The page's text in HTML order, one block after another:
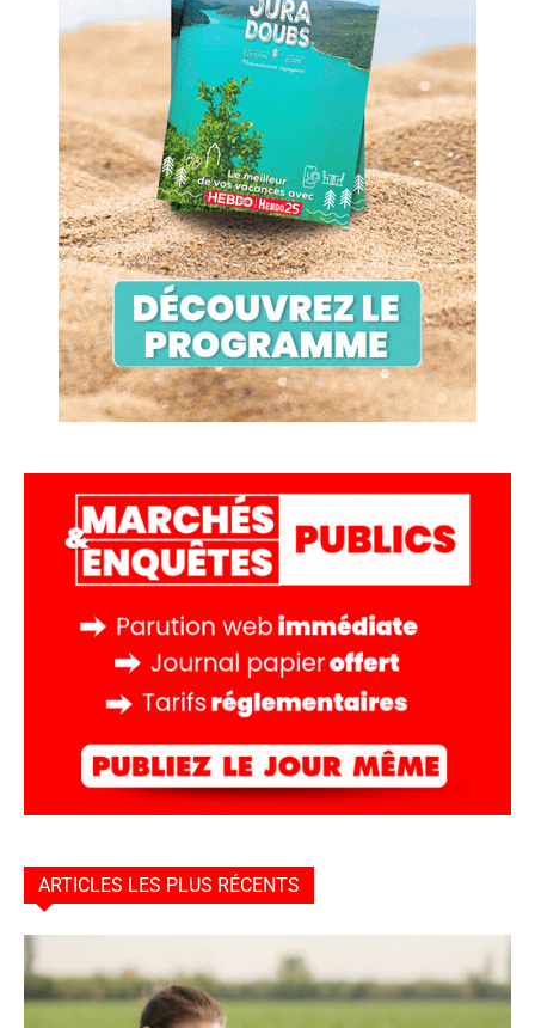
ARTICLES LES PLUS RÉCENTS